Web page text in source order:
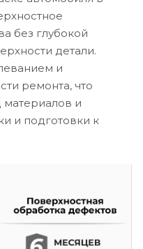
без глубокой
детали.
и
ремонта, что
материалов и
и подготовки к